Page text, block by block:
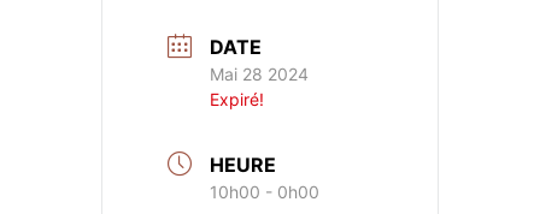
DATE
Mai 28 2024
Expiré!
HEURE
10h00 - 0h00